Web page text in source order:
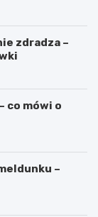
zdradza –
co mówi o
–